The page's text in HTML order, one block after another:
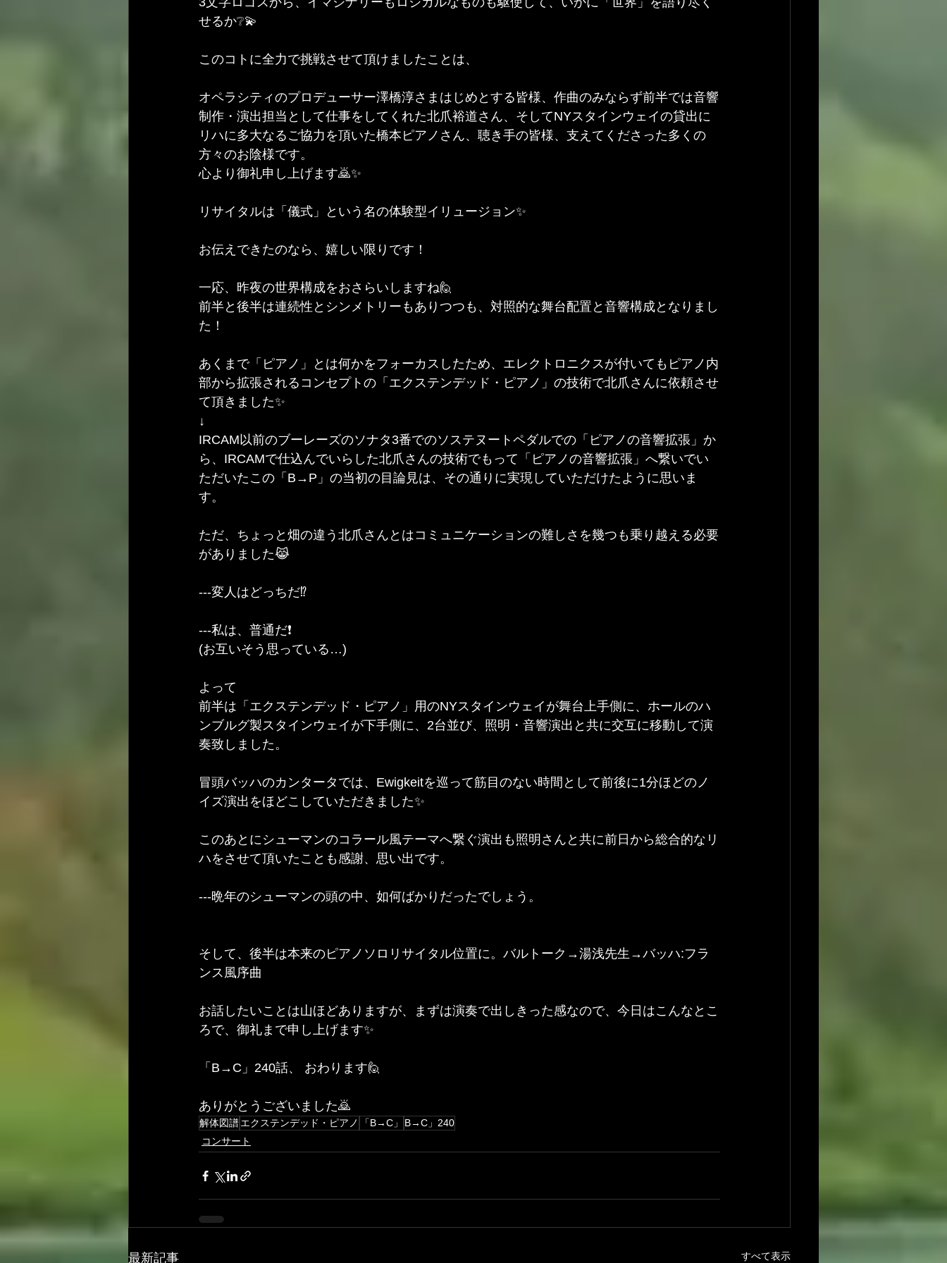
せるか❔💫
このコトに全力で挑戦させて頂けましたことは、
オペラシティのプロデューサー澤橋淳さまはじめとする皆様、作曲のみならず前半では音響
制作・演出担当として仕事をしてくれた北爪裕道さん、そしてNYスタインウェイの貸出に
リハに多大なるご協力を頂いた橋本ピアノさん、聴き手の皆様、支えてくださった多くの
方々のお陰様です。
心より御礼申し上げます🙇✨
リサイタルは「儀式」という名の体験型イリュージョン✨
お伝えできたのなら、嬉しい限りです！
一応、昨夜の世界構成をおさらいしますね🙋
前半と後半は連続性とシンメトリーもありつつも、対照的な舞台配置と音響構成となりまし
た！
あくまで「ピアノ」とは何かをフォーカスしたため、エレクトロニクスが付いてもピアノ内
部から拡張されるコンセプトの「エクステンデッド・ピアノ」の技術で北爪さんに依頼させ
て頂きました✨
↓
IRCAM以前のブーレーズのソナタ3番でのソステヌートペダルでの「ピアノの音響拡張」か
ら、IRCAMで仕込んでいらした北爪さんの技術でもって「ピアノの音響拡張」へ繋いでい
ただいたこの「B→P」の当初の目論見は、その通りに実現していただけたように思いま
す。
ただ、ちょっと畑の違う北爪さんとはコミュニケーションの難しさを幾つも乗り越える必要
がありました😹
---変人はどっちだ⁉️
---私は、普通だ❗
(お互いそう思っている…)
よって
前半は「エクステンデッド・ピアノ」用のNYスタインウェイが舞台上手側に、ホールのハ
ンブルグ製スタインウェイが下手側に、2台並び、照明・音響演出と共に交互に移動して演
奏致しました。
冒頭バッハのカンタータでは、Ewigkeitを巡って筋目のない時間として前後に1分ほどのノ
イズ演出をほどこしていただきました✨
このあとにシューマンのコラール風テーマへ繋ぐ演出も照明さんと共に前日から総合的なリ
ハをさせて頂いたことも感謝、思い出です。
---晩年のシューマンの頭の中、如何ばかりだったでしょう。
そして、後半は本来のピアノソロリサイタル位置に。バルトーク→湯浅先生→バッハ:フラ
ンス風序曲
お話したいことは山ほどありますが、まずは演奏で出しきった感なので、今日はこんなとこ
ろで、御礼まで申し上げます✨
「B→C」240話、 おわります🙋
ありがとうございました🙇
解体図譜エクステンデッド・ピアノ 「B→C」
B→C」240
コンサート
最新記事 すべて表示